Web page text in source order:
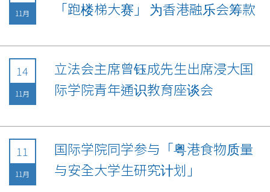
11月
「跑楼梯大赛」 为香港融乐会筹款
14
11月
立法会主席曾钰成先生出席浸大国
际学院青年通识教育座谈会
11
11月
国际学院同学参与「粤港食物质量
与安全大学生研究计划」